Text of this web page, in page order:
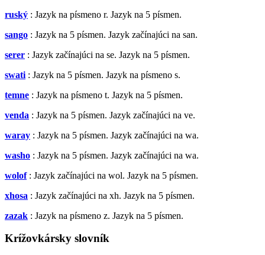
ruský : Jazyk na písmeno r. Jazyk na 5 písmen.
sango : Jazyk na 5 písmen. Jazyk začínajúci na san.
serer : Jazyk začínajúci na se. Jazyk na 5 písmen.
swati : Jazyk na 5 písmen. Jazyk na písmeno s.
temne : Jazyk na písmeno t. Jazyk na 5 písmen.
venda : Jazyk na 5 písmen. Jazyk začínajúci na ve.
waray : Jazyk na 5 písmen. Jazyk začínajúci na wa.
washo : Jazyk na 5 písmen. Jazyk začínajúci na wa.
wolof : Jazyk začínajúci na wol. Jazyk na 5 písmen.
xhosa : Jazyk začínajúci na xh. Jazyk na 5 písmen.
zazak : Jazyk na písmeno z. Jazyk na 5 písmen.
Krížovkársky slovník